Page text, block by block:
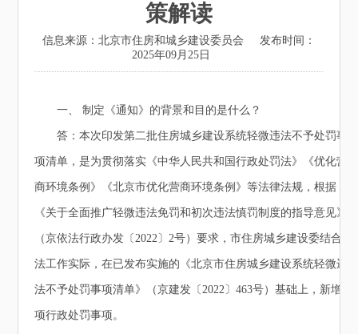
策解读
信息来源：北京市住房和城乡建设委员会
发布时间：
2025年09月25日
一、 制定《通知》的背景和目的是什么？
答：本次印发第二批住房城乡建设系统轻微违法不予处罚事
项清单，是为贯彻落实《中华人民共和国行政处罚法》《优化营
商环境条例》《北京市优化营商环境条例》等法律法规，根据
《关于全面推广轻微违法免罚和初次违法慎罚制度的指导意见》
（京依法行政办发〔2022〕2号）要求，市住房城乡建设委结合执
法工作实际，在已发布实施的《北京市住房城乡建设系统轻微违
法不予处罚事项清单》（京建发〔2022〕463号）基础上，新增13
项行政处罚事项。